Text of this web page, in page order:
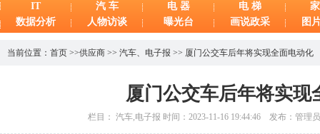
IT
汽 车 电 器 电 梯
数据分析
人物访谈 曝光台 画说政采 图
当前位置： 首页 >>供应商 >> 汽车、 电子报 >> 厦门公交车后年将实现全面电动化
厦门公交车后年将实现
栏目： 汽车,电子报 时间：2023-11-16 19:44:46 发布：管理